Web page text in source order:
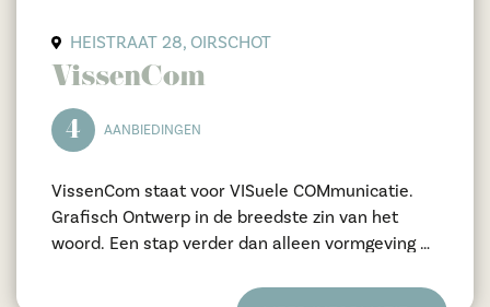
HEISTRAAT 28, OIRSCHOT
VissenCom
4 AANBIEDINGEN
VissenCom staat voor VISuele COMmunicatie.
Grafisch Ontwerp in de breedste zin van het
woord. Een stap verder dan alleen vormgeving of
aandacht en begrip voor uw vraag/opdracht en